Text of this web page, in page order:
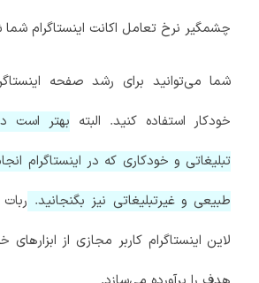
چشمگیر نرخ تعامل اکانت اینستاگرام شما
شما می‌توانید برای رشد صفحه
خودکار استفاده کنید. البته بهتر است
تبلیغاتی و خودکاری که در اینستاگرام
طبیعی و غیرتبلیغاتی نیز بگنجانید.
لاین اینستاگرام کاربر مجازی از